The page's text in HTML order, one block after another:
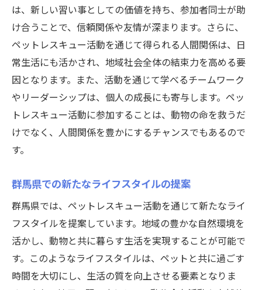
は、新しい習い事としての価値を持ち、参加者同士が助
け合うことで、信頼関係や友情が深まります。さらに、
ペットレスキュー活動を通じて得られる人間関係は、日
常生活にも活かされ、地域社会全体の結束力を高める要
因となります。また、活動を通じて学べるチームワーク
やリーダーシップは、個人の成長にも寄与します。ペッ
トレスキュー活動に参加することは、動物の命を救うだ
けでなく、人間関係を豊かにするチャンスでもあるので
す。
群馬県での新たなライフスタイルの提案
群馬県では、ペットレスキュー活動を通じて新たなライ
フスタイルを提案しています。地域の豊かな自然環境を
活かし、動物と共に暮らす生活を実現することが可能で
す。このようなライフスタイルは、ペットと共に過ごす
時間を大切にし、生活の質を向上させる要素となりま